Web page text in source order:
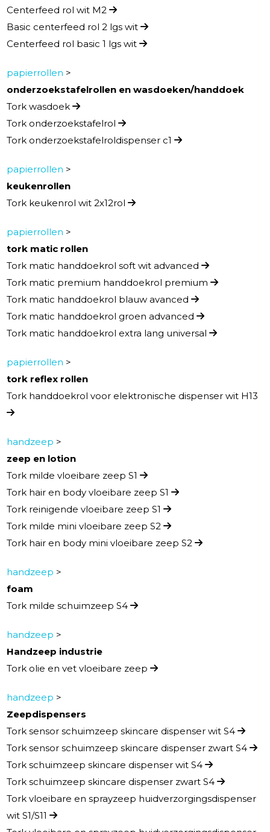
Centerfeed rol wit M2
Basic centerfeed rol 2 lgs wit
Centerfeed rol basic 1 lgs wit
papierrollen >
onderzoekstafelrollen en wasdoeken/handdoek
Tork wasdoek
Tork onderzoekstafelrol
Tork onderzoekstafelroldispenser c1
papierrollen >
keukenrollen
Tork keukenrol wit 2x12rol
papierrollen >
tork matic rollen
Tork matic handdoekrol soft wit advanced
Tork matic premium handdoekrol premium
Tork matic handdoekrol blauw avanced
Tork matic handdoekrol groen advanced
Tork matic handdoekrol extra lang universal
papierrollen >
tork reflex rollen
Tork handdoekrol voor elektronische dispenser wit H13
handzeep >
zeep en lotion
Tork milde vloeibare zeep S1
Tork hair en body vloeibare zeep S1
Tork reinigende vloeibare zeep S1
Tork milde mini vloeibare zeep S2
Tork hair en body mini vloeibare zeep S2
handzeep >
foam
Tork milde schuimzeep S4
handzeep >
Handzeep industrie
Tork olie en vet vloeibare zeep
handzeep >
Zeepdispensers
Tork sensor schuimzeep skincare dispenser wit S4
Tork sensor schuimzeep skincare dispenser zwart S4
Tork schuimzeep skincare dispenser wit S4
Tork schuimzeep skincare dispenser zwart S4
Tork vloeibare en sprayzeep huidverzorgingsdispenser
wit S1/S11